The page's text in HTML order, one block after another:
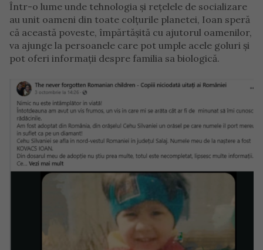
Într-o lume unde tehnologia și rețelele de socializare
au unit oameni din toate colțurile planetei, Ioan speră
că această poveste, împărtășită cu ajutorul oamenilor,
va ajunge la persoanele care pot umple acele goluri și
pot oferi informații despre familia sa biologică.